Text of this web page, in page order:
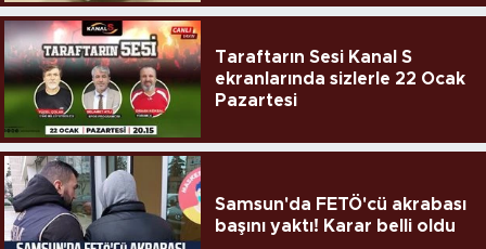
Taraftarın Sesi Kanal S
ekranlarında sizlerle 22 Ocak
Pazartesi
Samsun'da FETÖ'cü akrabası
başını yaktı! Karar belli oldu